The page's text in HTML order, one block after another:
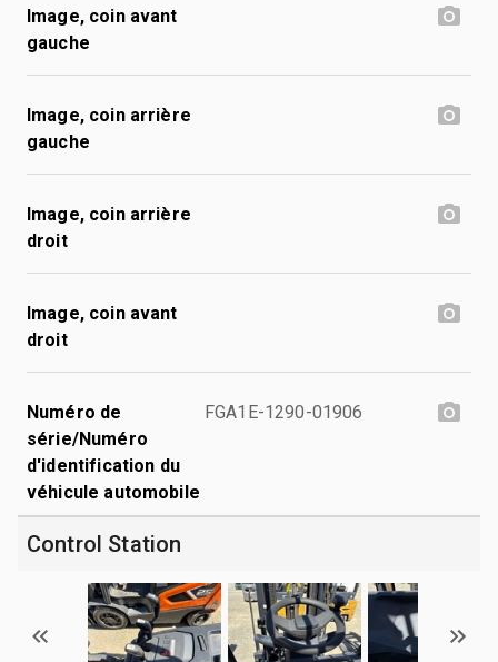
Image, coin avant
gauche
Image, coin arrière
gauche
Image, coin arrière
droit
Image, coin avant
droit
Numéro de
série/Numéro
d'identification du
véhicule automobile
FGA1E-1290-01906
Control Station